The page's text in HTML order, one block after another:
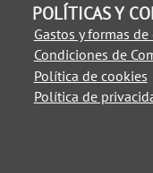
POLÍTICAS Y
Gastos y formas
Condiciones de
Política de cookies
Política de